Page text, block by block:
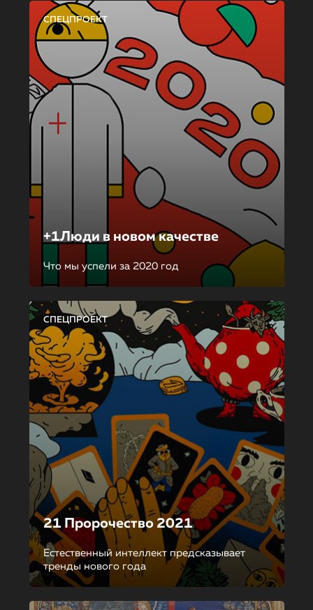
СПЕЦПРОЕКТ
+1Люди в новом качестве
Что мы успели за 2020 год
СПЕЦПРОЕКТ
21 Пророчество 2021
Естественный интеллект предсказывает
тренды нового года